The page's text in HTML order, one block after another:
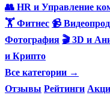
👥 HR и Управление
🏋️ Фитнес 📹
Фотография 🎬 3D и
и Крипто
Все категории →
Отзывы Рейтинги